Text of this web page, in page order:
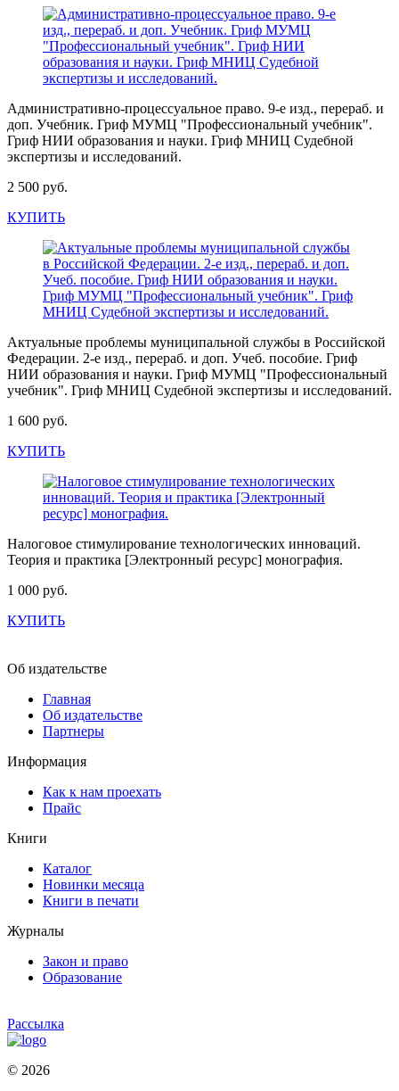
Административно-процессуальное право. 9-е изд., перераб. и
доп. Учебник. Гриф МУМЦ "Профессиональный учебник".
Гриф НИИ образования и науки. Гриф МНИЦ Судебной
экспертизы и исследований.
2 500 руб.
КУПИТЬ
Актуальные проблемы муниципальной службы в Российской
Федерации. 2-е изд., перераб. и доп. Учеб. пособие. Гриф
НИИ образования и науки. Гриф МУМЦ "Профессиональный
учебник". Гриф МНИЦ Судебной экспертизы и исследований.
1 600 руб.
КУПИТЬ
Налоговое стимулирование технологических инноваций.
Теория и практика [Электронный ресурс] монография.
1 000 руб.
КУПИТЬ
Об издательстве
Главная
Об издательстве
Партнеры
Информация
Как к нам проехать
Прайс
Книги
Каталог
Новинки месяца
Книги в печати
Журналы
Закон и право
Образование
Рассылка
© 2026